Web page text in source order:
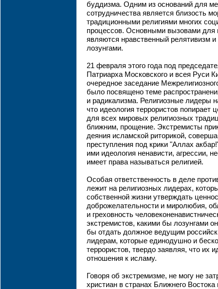
буддизма. Одним из оснований для
сотрудничества является близость
традиционными религиями многих
процессов. Основными вызовами для
являются нравственный релятивизм
лозунгами.
21 февраля этого года под
Патриарха Московского и всея Руси
очередное заседание
было посвящено теме
и радикализма. Религиозные лидеры
что идеология террористов попирает
для всех мировых религиозных
ближним, прощение. Экстремисты
деяния исламской риторикой,
преступления под крики "Аллах
ими идеология ненависти, агрессии,
имеет права называться религией.
Особая ответственность в деле
лежит на религиозных лидерах,
собственной жизни утверждать
доброжелательности и миролюбия,
и греховность
экстремистов, какими бы лозунгами
бы отдать должное ведущим
лидерам, которые единодушно и
террористов, твердо заявляя, что их
отношения к исламу.
Говоря об экстремизме, не могу не
христиан в странах Ближнего